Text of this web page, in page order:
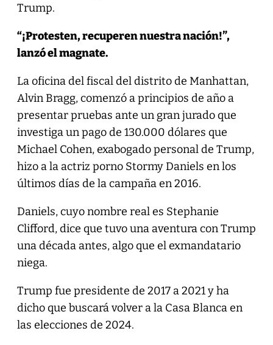
Trump.
“¡Protesten, recuperen nuestra nación!”,
lanzó el magnate.
La oficina del fiscal del distrito de Manhattan,
Alvin Bragg, comenzó a principios de año a
presentar pruebas ante un gran jurado que
investiga un pago de 130.000 dólares que
Michael Cohen, exabogado personal de Trump,
hizo a la actriz porno Stormy Daniels en los
últimos días de la campaña en 2016.
Daniels, cuyo nombre real es Stephanie
Clifford, dice que tuvo una aventura con Trump
una década antes, algo que el exmandatario
niega.
Trump fue presidente de 2017 a 2021 y ha
dicho que buscará volver a la Casa Blanca en
las elecciones de 2024.